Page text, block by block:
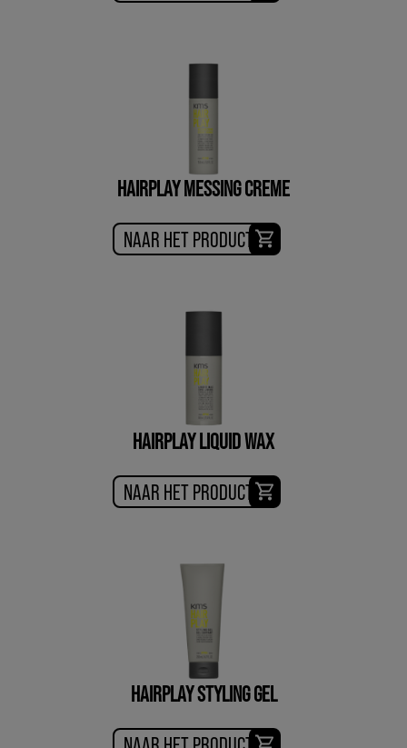
HAIRPLAY MESSING CREME
NAAR HET PRODUCT
HAIRPLAY LIQUID WAX
NAAR HET PRODUCT
HAIRPLAY STYLING GEL